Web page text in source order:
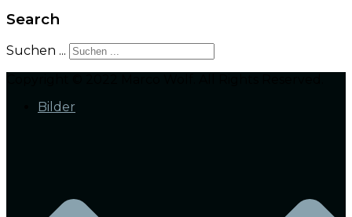
Search
Suchen ...
Bilder